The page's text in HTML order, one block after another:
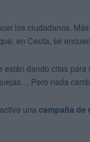
los ciudadanos.
en Ceuta, se
dando citas
Pero nada
una campaña de